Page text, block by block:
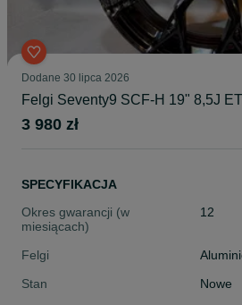
Dodane 30 lipca 2026
Felgi Seventy9 SCF-H 19" 8,5J
3 980 zł
SPECYFIKACJA
Okres gwarancji (w
miesiącach)
12
Felgi
Stan
Nowe